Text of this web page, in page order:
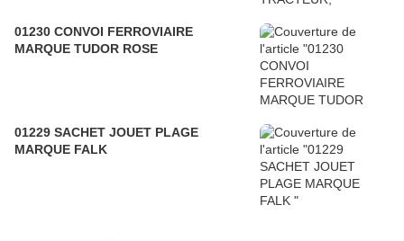
01230 CONVOI FERROVIAIRE
MARQUE TUDOR ROSE
01229 SACHET JOUET PLAGE
MARQUE FALK